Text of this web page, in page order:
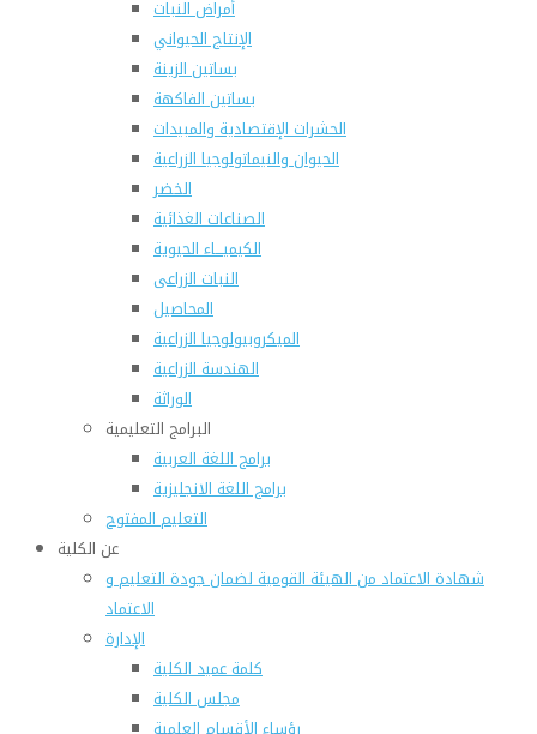
أمراض النبات
الإنتاج الحيواني
بساتين الزينة
بساتين الفاكهة
الحشرات الإقتصادية والمبيدات
الحيوان والنيماتولوجيا الزراعية
الخضر
الصناعات الغذائية
الكيميـــاء الحيوية
النبات الزراعى
المحاصيل
الميكروبيولوجيا الزراعية
الهندسة الزراعية
الوراثة
البرامج التعليمية
برامج اللغة العربية
برامج اللغة الانجليزية
التعليم المفتوح
عن الكلية
شهادة الاعتماد من الهيئة القومية لضمان جودة التعليم و
الاعتماد
الإدارة
كلمة عميد الكلية
مجلس الكلية